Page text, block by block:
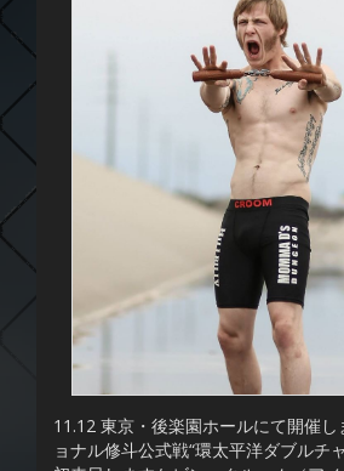
11.12 東京・後楽園ホールにて開催
ョナル修斗公式戦“環太平洋ダブルチ